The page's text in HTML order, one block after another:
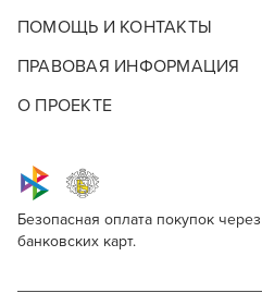
ПОМОЩЬ И КОНТАКТЫ
ПРАВОВАЯ ИНФОРМАЦИЯ
О ПРОЕКТЕ
Безопасная оплата покупок
банковских карт.
Ollin Professional